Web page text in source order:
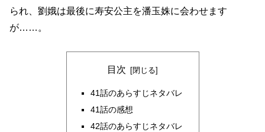
られ、劉娥は最後に寿安公主を潘玉姝に会わせます
が……。
目次
41話のあらすじネタバレ
41話の感想
42話のあらすじネタバレ